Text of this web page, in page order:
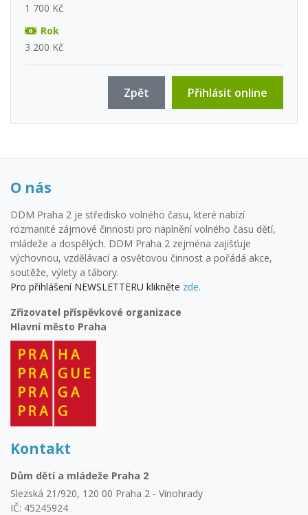
1 700 Kč
Rok
3 200 Kč
Přihlásit online
Zpět
O nás
DDM Praha 2 je středisko volného času, které nabízí
rozmanité zájmové činnosti pro naplnění volného času dětí,
mládeže a dospělých. DDM Praha 2 zejména zajišťuje
výchovnou, vzdělávací a osvětovou činnost a pořádá akce,
soutěže, výlety a tábory.
Pro přihlášení NEWSLETTERU klikněte zde.
Zřizovatel příspěvkové organizace
Hlavní město Praha
Kontakt
Dům dětí a mládeže Praha 2
Slezská 21/920, 120 00 Praha 2 - Vinohrady
IČ: 45245924